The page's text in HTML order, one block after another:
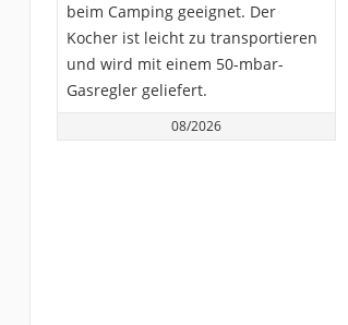
beim Camping geeignet. Der
Kocher ist leicht zu transportieren
und wird mit einem 50-mbar-
Gasregler geliefert.
08/2026